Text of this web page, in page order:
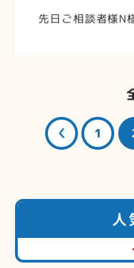
先日ご相談者様N
1
人